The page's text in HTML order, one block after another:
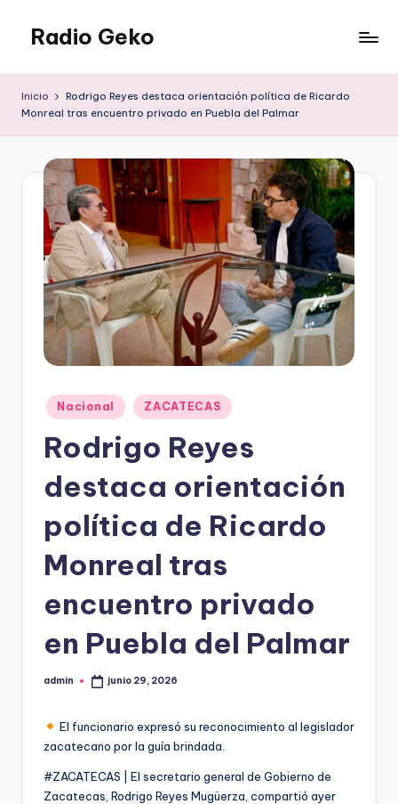
Saltar
contenido
Radio Geko
Inicio
Rodrigo Reyes destaca orientación política de Ricardo
Monreal tras encuentro privado en Puebla del Palmar
Publicado
en
Nacional ZACATECAS
Rodrigo Reyes
destaca orientación
política de Ricardo
Monreal tras
encuentro privado
en Puebla del Palmar
Publicado
admin junio 29, 2026
El funcionario expresó su reconocimiento al legislador
zacatecano por la guía brindada.
#ZACATECAS | El secretario general de Gobierno de
Zacatecas, Rodrigo Reyes Mugüerza, compartió ayer